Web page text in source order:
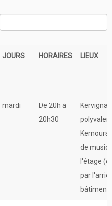
JOURS HORAIRES LIEUX
JOURS HORAIRES LIEUX
mardi
De 20h à
20h30
Kernours
de
l'étage
par
bâtiment)